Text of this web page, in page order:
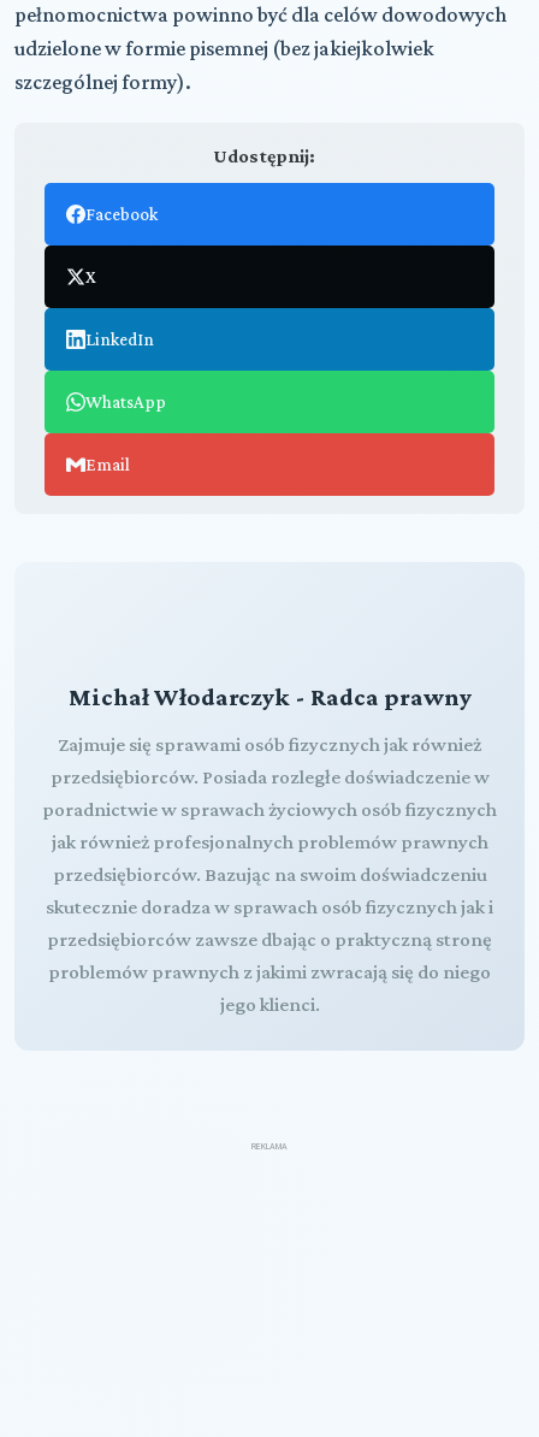
pełnomocnictwa powinno być dla celów dowodowych
udzielone w formie pisemnej (bez jakiejkolwiek
szczególnej formy).
Udostępnij:
Facebook
X
LinkedIn
WhatsApp
Email
Michał Włodarczyk - Radca prawny
Zajmuje się sprawami osób fizycznych jak również
przedsiębiorców. Posiada rozległe doświadczenie w
poradnictwie w sprawach życiowych osób fizycznych
jak również profesjonalnych problemów prawnych
przedsiębiorców. Bazując na swoim doświadczeniu
skutecznie doradza w sprawach osób fizycznych jak i
przedsiębiorców zawsze dbając o praktyczną stronę
problemów prawnych z jakimi zwracają się do niego
jego klienci.
REKLAMA